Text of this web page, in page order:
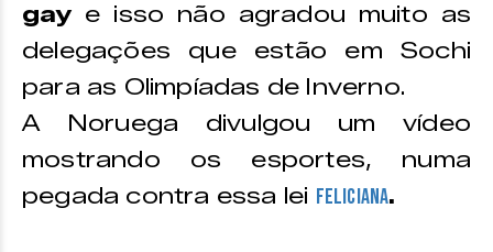
gaye isso não agradou muito as
delegações que estão em Sochi
para as Olimpíadas de Inverno.
A Noruega divulgou um vídeo
mostrando os esportes, numa
pegada contra essa lei feliciana.